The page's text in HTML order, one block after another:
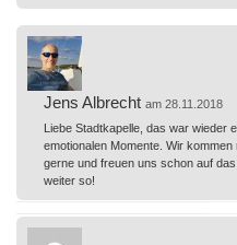
Jens Albrecht am 28.11.2018
Liebe Stadtkapelle, das war wieder
emotionalen Momente. Wir
gerne und freuen uns schon auf
weiter so!